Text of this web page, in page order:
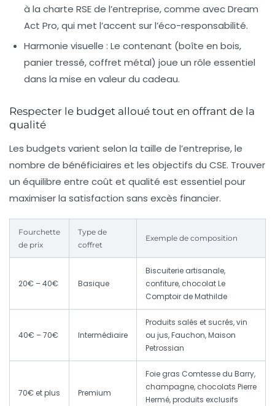
à la charte RSE de l’entreprise, comme avec Dream
Act Pro, qui met l’accent sur l’éco-responsabilité.
Harmonie visuelle : Le contenant (boîte en bois,
panier tressé, coffret métal) joue un rôle essentiel
dans la mise en valeur du cadeau.
Respecter le budget alloué tout en offrant de la
qualité
Les budgets varient selon la taille de l’entreprise, le
nombre de bénéficiaires et les objectifs du CSE. Trouver
un équilibre entre coût et qualité est essentiel pour
maximiser la satisfaction sans excès financier.
Fourchette
de prix
Type de
coffret
Exemple de composition
20€ – 40€ Basique
Biscuiterie artisanale,
confiture, chocolat Le
Comptoir de Mathilde
40€ – 70€ Intermédiaire
Produits salés et sucrés, vin
ou jus, Fauchon, Maison
Petrossian
70€ et plus Premium
Foie gras Comtesse du Barry,
champagne, chocolats Pierre
Hermé, produits exclusifs